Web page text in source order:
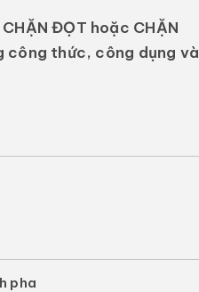
CHẶN ĐỌT hoặc CHẶN
công thức, công dụng và
pha